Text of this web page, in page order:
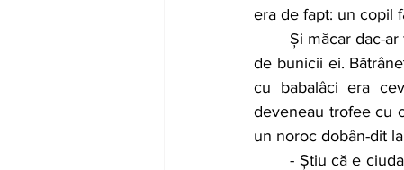
era de fapt: un copil
de bunicii ei.
cu babalâci era
deveneau trofee cu
un noroc dobân-dit
	- Știu că e ciudat ce spun, dar toată adolescența am simțit că trebuie să mă ridic la nivelul